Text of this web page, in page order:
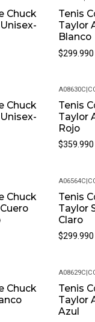
Que Recibirás Un
De Garantías?
Con Una Garantía
Si
Talla Si No Me
Entendemos
Cambios De Talla,
En
Original.
Compra,
Queremos
Y Puedas
Fuertes.
No Los Estés
Ligero, Ideal Para
Chuck
Tenis
Taylor
Blanco
$299.990
Chuck
A08630C
Tenis
Taylor
Rojo
$359.990
Chuck
A06564C
Tenis
Taylor
Claro
$299.990
Chuck
A08629C
Tenis
Taylor
Azul